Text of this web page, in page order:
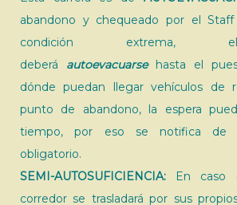
abandono y chequeado por el
condición extrema,
deberá autoevacuarsehasta el
dónde puedan llegar vehículos de
punto de abandono, la espera
tiempo, por eso se notifica de
obligatorio.
SEMI-AUTOSUFICIENCIA: En caso
corredor se trasladará por sus